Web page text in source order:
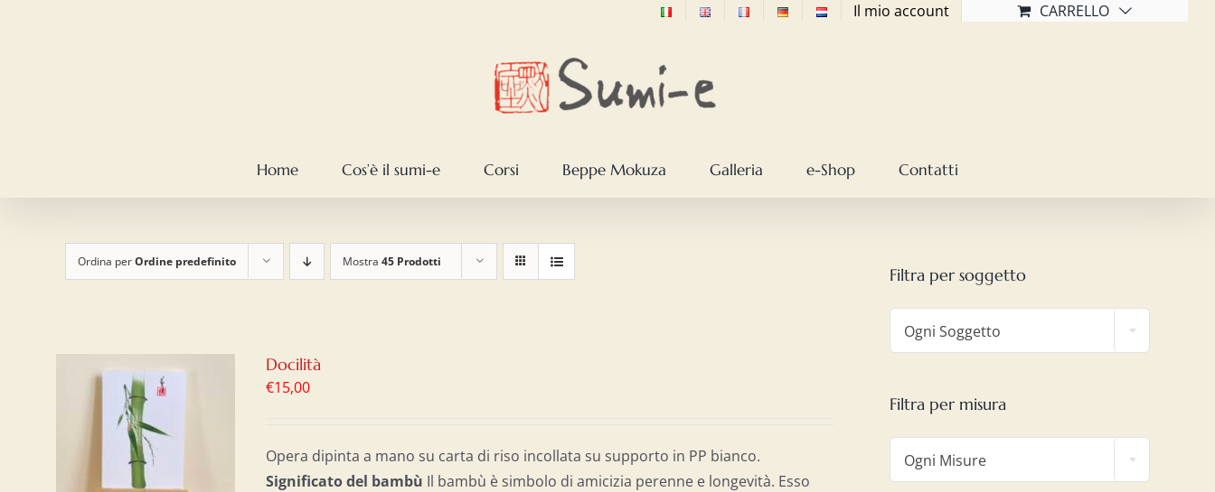
Il mio account CARRELLO
Home Cos’è il sumi-e Corsi Beppe Mokuza Galleria e-Shop Contatti
Ordina perOrdine predefinito Mostra 45 Prodotti
Docilità
€15,00
Opera dipinta a mano su carta di riso incollata su supporto in PP bianco.
Significato del bambù Il bambù è simbolo di amicizia perenne e longevità. Esso
Filtra per soggetto
Ogni Soggetto
Filtra per misura
Ogni Misure